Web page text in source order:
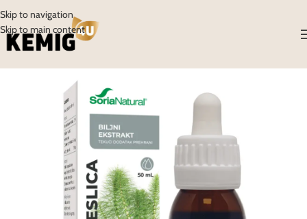
Skip to navigation
Skip to main content